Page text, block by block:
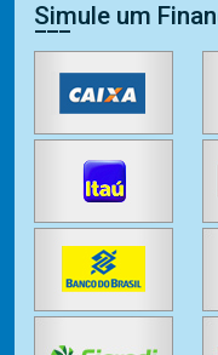
Simule um